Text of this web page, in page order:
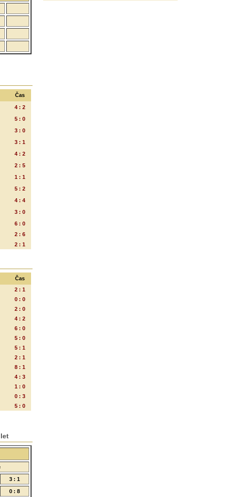
Čas
4 : 2
5 : 0
3 : 0
3 : 1
4 : 2
2 : 5
1 : 1
5 : 2
4 : 4
3 : 0
6 : 0
2 : 6
2 : 1
Čas
2 : 1
0 : 0
2 : 0
4 : 2
6 : 0
5 : 0
5 : 1
2 : 1
8 : 1
4 : 3
1 : 0
0 : 3
5 : 0
3 : 1
0 : 8